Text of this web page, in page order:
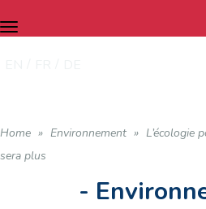
Facebook
TOGGLE
NAVIGATION
Home » Environnement » L’écologie
sera plus
-